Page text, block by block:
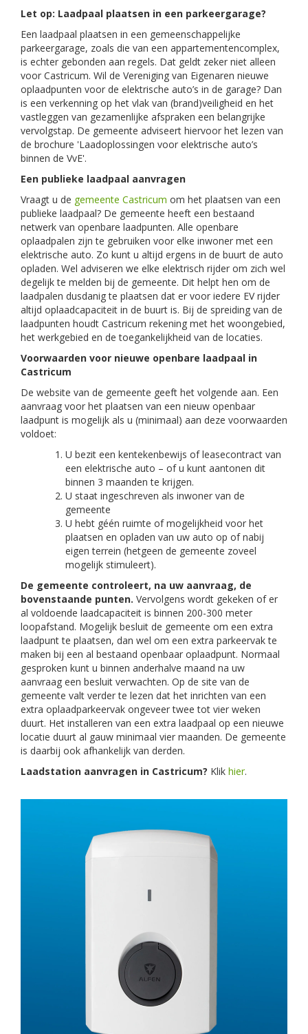
Let op: Laadpaal plaatsen in een parkeergarage?
Een laadpaal plaatsen in een gemeenschappelijke
parkeergarage, zoals die van een appartementencomplex,
is echter gebonden aan regels. Dat geldt zeker niet alleen
voor Castricum. Wil de Vereniging van Eigenaren nieuwe
oplaadpunten voor de elektrische auto’s in de garage? Dan
is een verkenning op het vlak van (brand)veiligheid en het
vastleggen van gezamenlijke afspraken een belangrijke
vervolgstap. De gemeente adviseert hiervoor het lezen van
de brochure 'Laadoplossingen voor elektrische auto’s
binnen de VvE'.
Een publieke laadpaal aanvragen
Vraagt u de gemeente Castricum om het plaatsen van een
publieke laadpaal? De gemeente heeft een bestaand
netwerk van openbare laadpunten. Alle openbare
oplaadpalen zijn te gebruiken voor elke inwoner met een
elektrische auto. Zo kunt u altijd ergens in de buurt de auto
opladen. Wel adviseren we elke elektrisch rijder om zich wel
degelijk te melden bij de gemeente. Dit helpt hen om de
laadpalen dusdanig te plaatsen dat er voor iedere EV rijder
altijd oplaadcapaciteit in de buurt is. Bij de spreiding van de
laadpunten houdt Castricum rekening met het woongebied,
het werkgebied en de toegankelijkheid van de locaties.
Voorwaarden voor nieuwe openbare laadpaal in
Castricum
De website van de gemeente geeft het volgende aan. Een
aanvraag voor het plaatsen van een nieuw openbaar
laadpunt is mogelijk als u (minimaal) aan deze voorwaarden
voldoet:
U bezit een kentekenbewijs of leasecontract van
een elektrische auto – of u kunt aantonen dit
binnen 3 maanden te krijgen.
U staat ingeschreven als inwoner van de
gemeente
U hebt géén ruimte of mogelijkheid voor het
plaatsen en opladen van uw auto op of nabij
eigen terrein (hetgeen de gemeente zoveel
mogelijk stimuleert).
De gemeente controleert, na uw aanvraag, de
bovenstaande punten. Vervolgens wordt gekeken of er
al voldoende laadcapaciteit is binnen 200-300 meter
loopafstand. Mogelijk besluit de gemeente om een extra
laadpunt te plaatsen, dan wel om een extra parkeervak te
maken bij een al bestaand openbaar oplaadpunt. Normaal
gesproken kunt u binnen anderhalve maand na uw
aanvraag een besluit verwachten. Op de site van de
gemeente valt verder te lezen dat het inrichten van een
extra oplaadparkeervak ongeveer twee tot vier weken
duurt. Het installeren van een extra laadpaal op een nieuwe
locatie duurt al gauw minimaal vier maanden. De gemeente
is daarbij ook afhankelijk van derden.
Laadstation aanvragen in Castricum? Klik hier.